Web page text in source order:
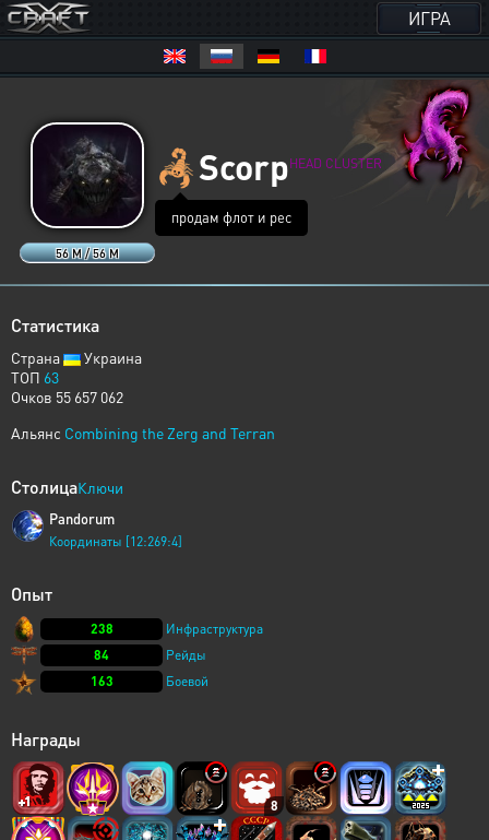
ИГРА
56 M / 56 M
🦂ScorpHEAD CLUSTER
продам флот и рес
Статистика
Страна
Украина
ТОП 63
Очков 55 657 062
Альянс Combining the Zerg and Terran
СтолицаКлючи
Pandorum
Координаты [12:269:4]
Опыт
238
Инфраструктура
84
Рейды
163
Боевой
Награды
8